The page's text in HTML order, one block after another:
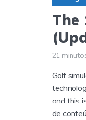
The
21
Golf
and this
de